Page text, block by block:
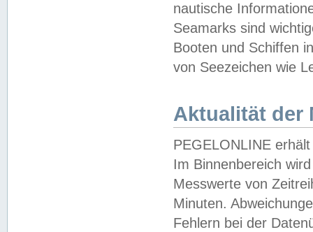
nautische
Seamarks sind
Booten und Schiffen
von Seezeichen wie
Aktualität der
PEGELONLINE
Im Binnenbereich
Messwerte von
Minuten.
Fehlern bei der